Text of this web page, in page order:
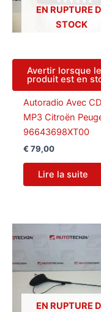
EN RUPTURE
STOCK
Avertir lorsque le
produit est en
Autoradio Avec CD
MP3 Citroën
96643698XT00
€ 79,00
Lire la suite
EN RUPTURE